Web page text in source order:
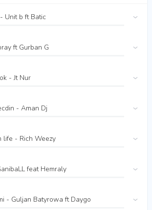
Unit b ft Batic
ft Gurban G
- Jt Nur
- Aman Dj
life - Rich Weezy
feat Hemraly
- Guljan Batyrowa ft Daygo